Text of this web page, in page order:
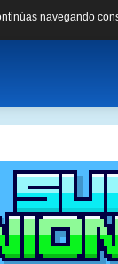
navegando